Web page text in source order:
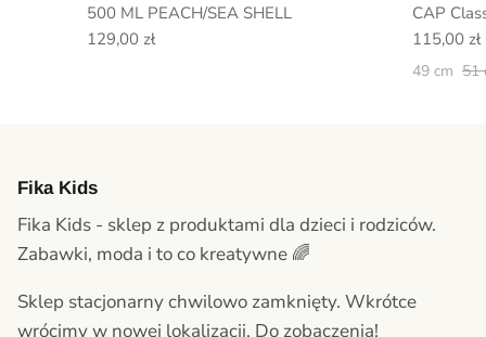
500 ML PEACH/SEA SHELL
129,00 zł
CAP
115,00 zł
49 cm 51
Fika Kids
Fika Kids - sklep z produktami dla dzieci i rodziców.
Zabawki, moda i to co kreatywne 🌈
Sklep stacjonarny chwilowo zamknięty. Wkrótce
wrócimy w nowej lokalizacji. Do zobaczenia!